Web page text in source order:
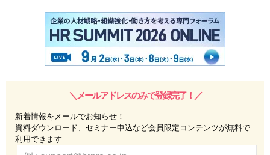
＼メールアドレスのみで登録完了！／
新着情報をメールでお知らせ！
資料ダウンロード、セミナー申込など会員限定コンテンツが無料で
利用できます